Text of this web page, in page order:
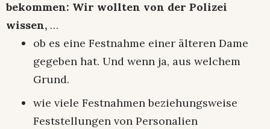
bekommen: Wir wollten von der Polizei
wissen, …
ob es eine Festnahme einer älteren Dame
gegeben hat. Und wenn ja, aus welchem
Grund.
wie viele Festnahmen beziehungsweise
Feststellungen von Personalien